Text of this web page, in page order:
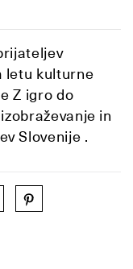
letu kulturne
Z igro do
in
Slovenije .